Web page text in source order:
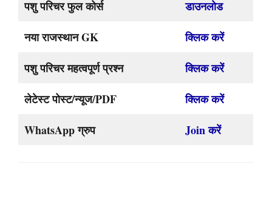
पशु परिचर फुल कोर्स
डाउनलोड
नया राजस्थान GK
क्लिक करें
पशु परिचर महत्वपूर्ण प्रश्न
क्लिक करें
लेटेस्ट पोस्ट/न्यूज/PDF
क्लिक करें
WhatsApp ग्रुप
Join करें